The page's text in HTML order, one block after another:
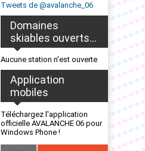
Tweets de @avalanche_06
Domaines
skiables ouverts...
Aucune station n'est ouverte
Application
mobiles
Téléchargez l'application
officielle AVALANCHE 06 pour
Windows Phone !